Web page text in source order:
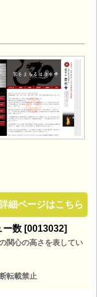
細ページはこちら
数 [0013032]
関心の高さを表してい
転載禁止